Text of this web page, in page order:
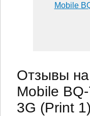
Mobile
Отзывы
Mobile
3G (Print 1)